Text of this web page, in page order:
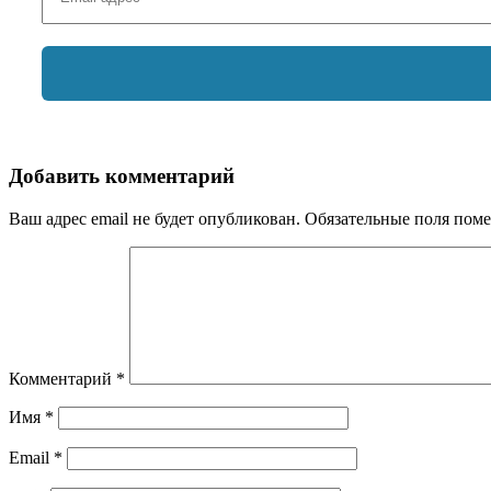
Добавить комментарий
Ваш адрес email не будет опубликован. Обязательные поля
Комментарий *
Имя *
Email *